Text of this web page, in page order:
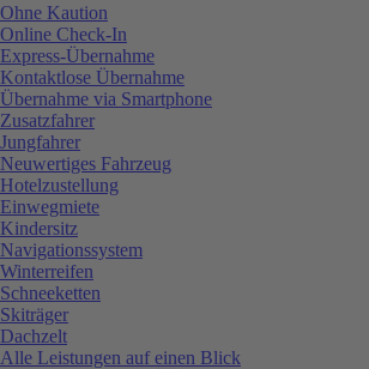
Ohne Kaution
Online Check-In
Express-Übernahme
Kontaktlose Übernahme
Übernahme via Smartphone
Zusatzfahrer
Jungfahrer
Neuwertiges Fahrzeug
Hotelzustellung
Einwegmiete
Kindersitz
Navigationssystem
Winterreifen
Schneeketten
Skiträger
Dachzelt
Alle Leistungen auf einen Blick